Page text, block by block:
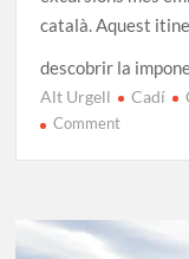
català. Aquest
descobrir la
Alt Urgell Cadí
Commenton
Cadí
des